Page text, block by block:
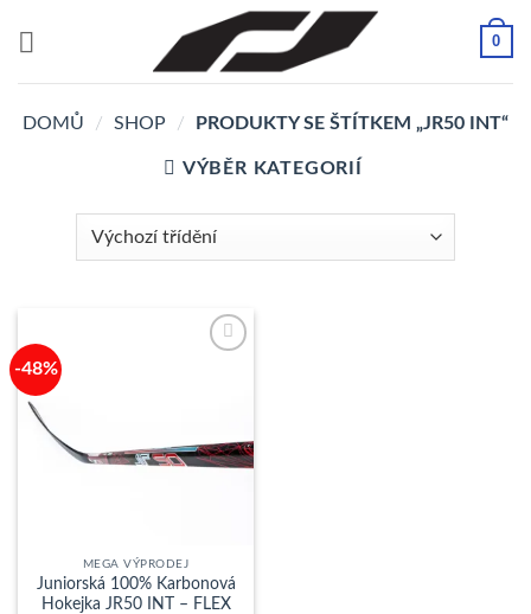
0
DOMŮ / SHOP / PRODUKTY SE ŠTÍTKEM „JR50 INT“
VÝBĚR KATEGORIÍ
-48%
MEGA VÝPRODEJ
Juniorská 100% Karbonová
Hokejka JR50 INT – FLEX